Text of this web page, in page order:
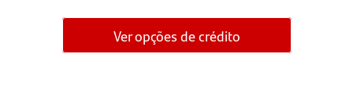
Ver opções de crédito